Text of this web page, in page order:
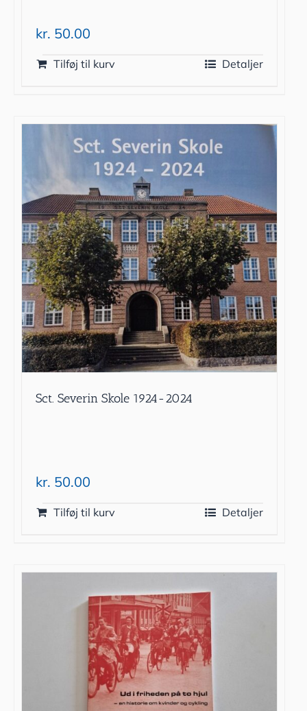
kr. 50.00
Tilføj til kurv Detaljer
Sct. Severin Skole 1924-2024
kr. 50.00
Tilføj til kurv Detaljer